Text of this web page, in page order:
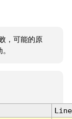
，可能的原
Line